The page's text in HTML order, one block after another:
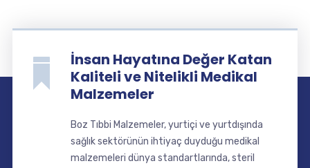
İnsan Hayatına Değer Katan
Kaliteli ve Nitelikli Medikal
Malzemeler
Boz Tıbbi Malzemeler, yurtiçi ve yurtdışında
sağlık sektörünün ihtiyaç duyduğu medikal
malzemeleri dünya standartlarında, steril